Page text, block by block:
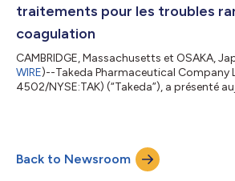
traitements pour les troubles
coagulation
CAMBRIDGE, Massachusetts et OSAKA,
WIRE)--Takeda Pharmaceutical Company
4502/NYSE:TAK) (“Takeda”), a présenté
faire progresser les traitements des
coagulation. La société présentera
des données issues de son portefeuille plus
Back to Newsroom